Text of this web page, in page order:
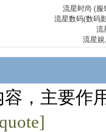
流星时尚 (服
流星数码(数码
流
流星
，主要作